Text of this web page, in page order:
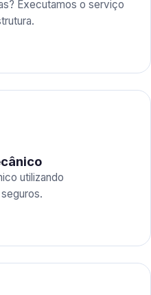
Executamos o serviço
utilizando